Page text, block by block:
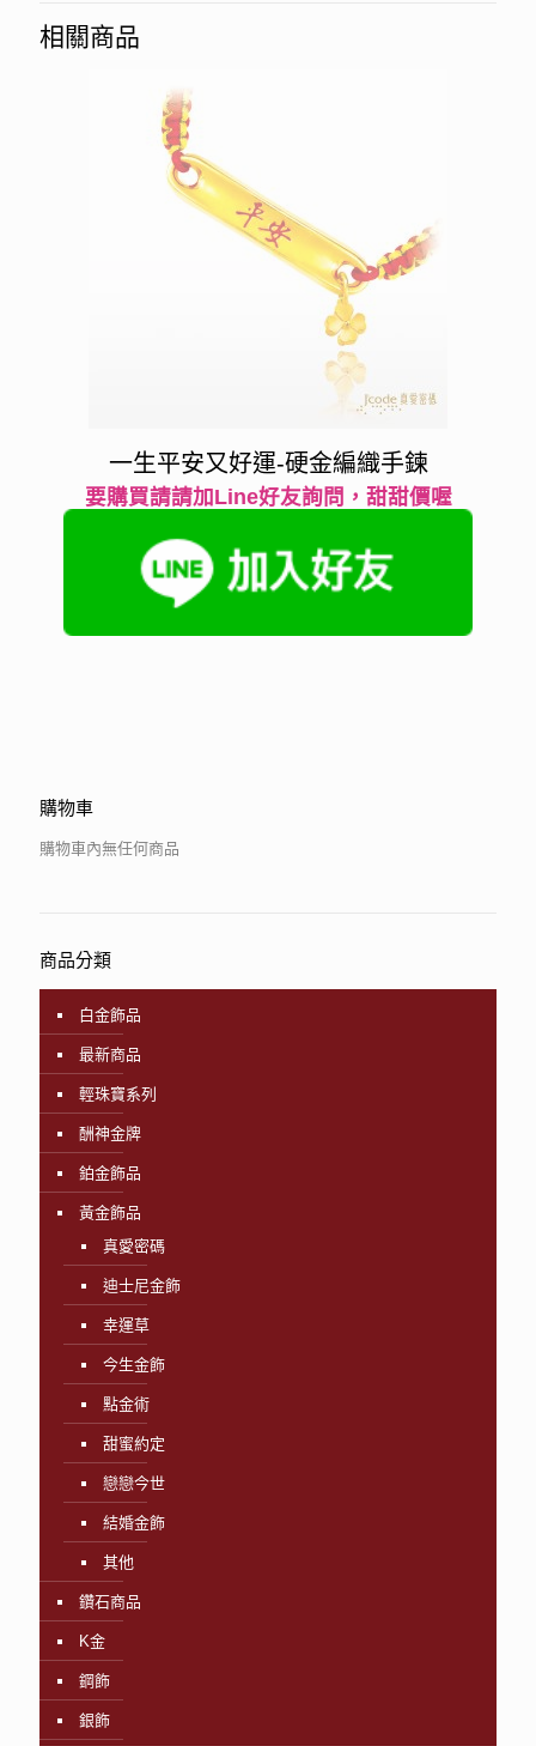
相關商品
一生平安又好運-硬金編織手鍊
要購買請請加Line好友詢問，甜甜價喔
購物車
購物車內無任何商品
商品分類
白金飾品
最新商品
輕珠寶系列
酬神金牌
鉑金飾品
黃金飾品
真愛密碼
迪士尼金飾
幸運草
今生金飾
點金術
甜蜜約定
戀戀今世
結婚金飾
其他
鑽石商品
K金
鋼飾
銀飾